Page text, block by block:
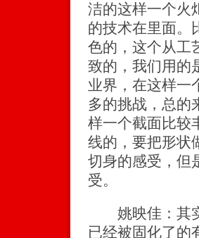
洁的这样一个火
的技术在里面。
色的，这个从工
致的，我们用的
业界，在这样一
多的挑战，总的
样一个截面比较
线的，要把形状
切身的感受，但
受。
姚映佳：其实
已经被固化了的